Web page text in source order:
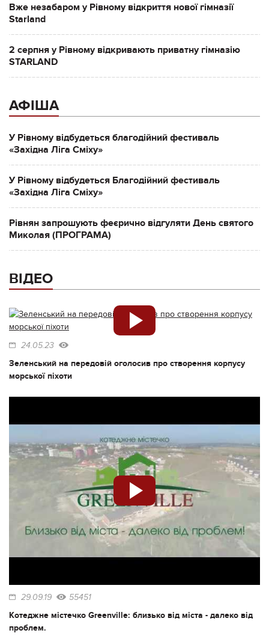
Вже незабаром у Рівному відкриття нової гімназії
Starland
2 серпня у Рівному відкривають приватну гімназію
STARLAND
АФІША
У Рівному відбудеться благодійний фестиваль
«Західна Ліга Сміху»
У Рівному відбудеться Благодійний фестиваль
«Західна Ліга Сміху»
Рівнян запрошують феєрично відгуляти День святого
Миколая (ПРОГРАМА)
ВІДЕО
24.05.23
Зеленський на передовій оголосив про створення корпусу
морської піхоти
29.09.19 55451
Котеджне містечко Greenville: близько від міста - далеко від
проблем.